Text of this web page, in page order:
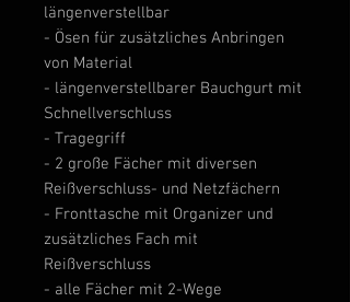
längenverstellbar
- Ösen für zusätzliches Anbringen
von Material
- längenverstellbarer Bauchgurt mit
Schnellverschluss
- Tragegriff
- 2 große Fächer mit diversen
Reißverschluss- und Netzfächern
- Fronttasche mit Organizer und
zusätzliches Fach mit
Reißverschluss
- alle Fächer mit 2-Wege